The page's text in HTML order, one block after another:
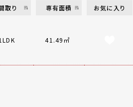
取り 専有面積 お気に入り
41.49㎡